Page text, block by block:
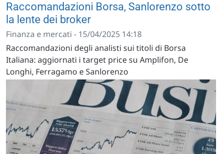
Raccomandazioni Borsa, Sanlorenzo sotto
la lente dei broker
Finanza e mercati - 15/04/2025 14:18
Raccomandazioni degli analisti sui titoli di Borsa
Italiana: aggiornati i target price su Amplifon, De
Longhi, Ferragamo e Sanlorenzo